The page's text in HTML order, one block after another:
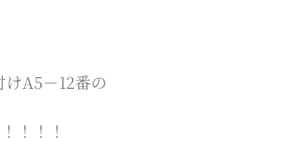
A5－12番の
！！！